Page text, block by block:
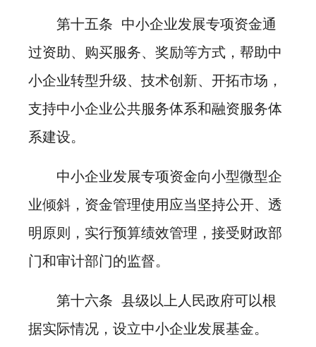
第十五条 中小企业发展专项资金通
过资助、购买服务、奖励等方式，帮助中
小企业转型升级、技术创新、开拓市场，
支持中小企业公共服务体系和融资服务体
系建设。
中小企业发展专项资金向小型微型企
业倾斜，资金管理使用应当坚持公开、透
明原则，实行预算绩效管理，接受财政部
门和审计部门的监督。
第十六条 县级以上人民政府可以根
据实际情况，设立中小企业发展基金。